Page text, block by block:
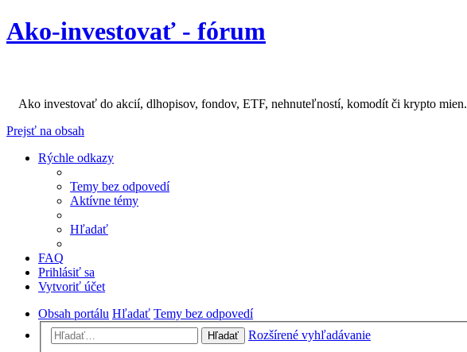
Ako-investovať - fórum
Ako investovať do akcií, dlhopisov, fondov, ETF, nehnuteľností, komodít či krypto mien.
Prejsť na obsah
Rýchle odkazy
Temy bez odpovedí
Aktívne témy
Hľadať
FAQ
Prihlásiť sa
Vytvoriť účet
Obsah portálu Hľadať Temy bez odpovedí
Hľadať
Rozšírené vyhľadávanie